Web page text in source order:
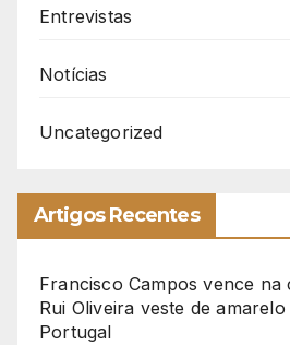
Entrevistas
Notícias
Uncategorized
Artigos Recentes
Francisco Campos vence na
Rui Oliveira veste de
Portugal